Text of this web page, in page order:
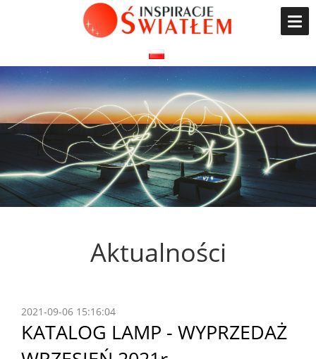
Aktualności
2021-09-06 15:16:04
KATALOG LAMP - WYPRZEDAŻ